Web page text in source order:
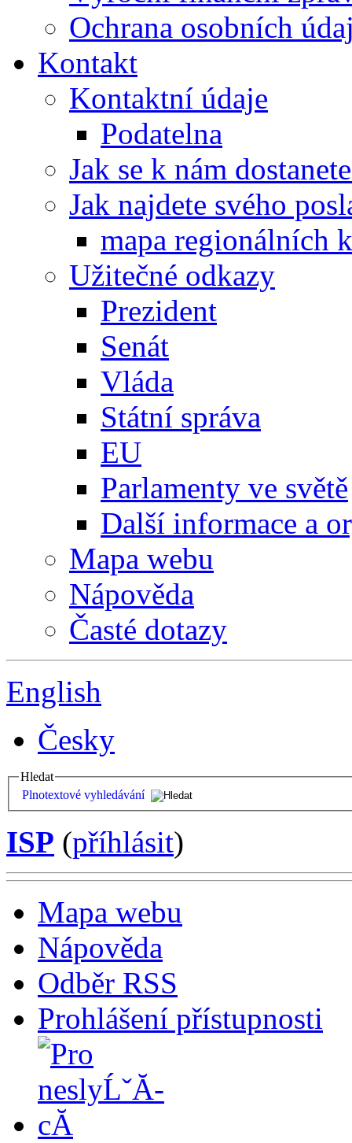
Ochrana osobních
Kontakt
Kontaktní údaje
Podatelna
Jak se k nám
Jak najdete svého
mapa regionálních
Užitečné odkazy
Prezident
Senát
Vláda
Státní správa
EU
Parlamenty ve světě
Další informace a
Mapa webu
Nápověda
Časté dotazy
English
Česky
Hledat
Plnotextové vyhledávání
ISP (příhlásit)
Mapa webu
Nápověda
Odběr RSS
Prohlášení přístupnosti